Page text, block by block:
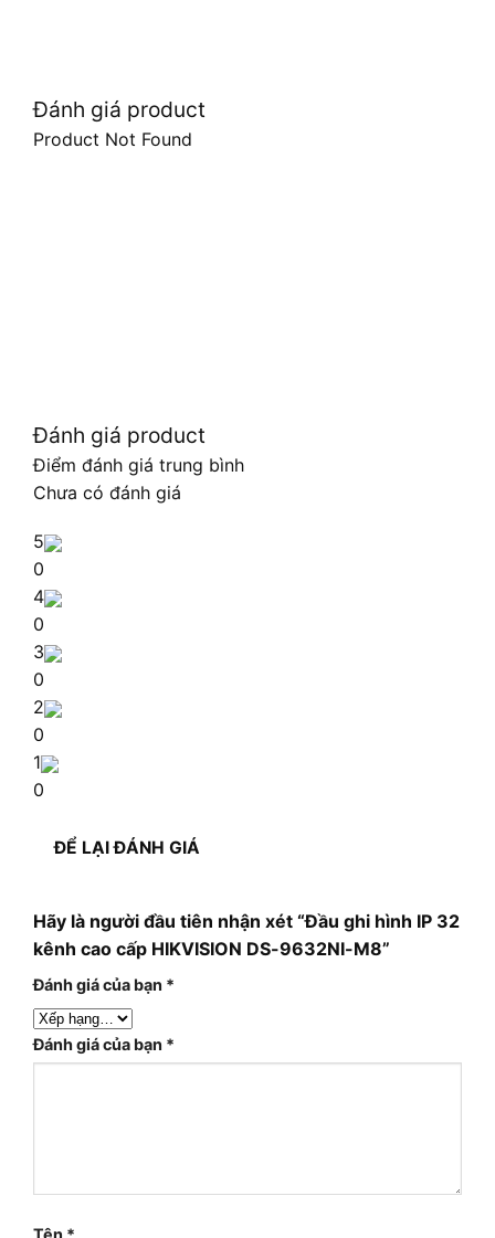
Đánh giá product
Product Not Found
Đánh giá product
Điểm đánh giá trung bình
Chưa có đánh giá
5
0
4
0
3
0
2
0
1
0
ĐỂ LẠI ĐÁNH GIÁ
Hãy là người đầu tiên nhận xét “Đầu ghi hình IP 32
kênh cao cấp HIKVISION DS-9632NI-M8”
Đánh giá của bạn *
Đánh giá của bạn *